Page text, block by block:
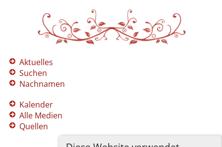
Aktuelles
Suchen
Nachnamen
Kalender
Alle Medien
Quellen